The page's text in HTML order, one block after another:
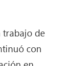
trabajo de
con